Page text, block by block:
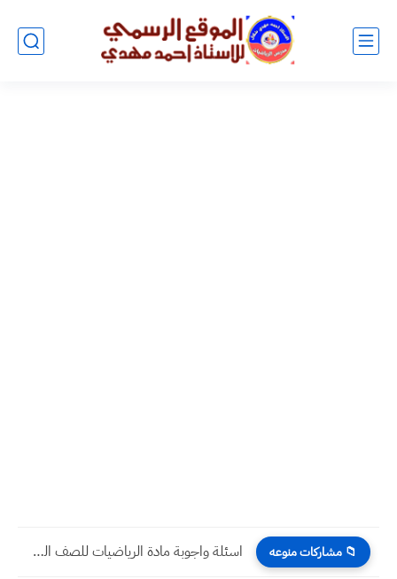
📁 مشاركات منوعه اسئلة واجوبة مادة الرياضيات للصف الخامس الادبي الاسبوع الثالث للعام...